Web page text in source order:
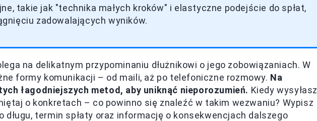
takie jak "technika małych kroków" i elastyczne podejście do spłat,
zadowalających wyników.
na delikatnym przypominaniu dłużnikowi o jego zobowiązaniach. W
formy komunikacji – od maili, aż po telefoniczne rozmowy. Na
łagodniejszych metod, aby uniknąć nieporozumień. Kiedy wysyłasz
o konkretach – co powinno się znaleźć w takim wezwaniu? Wypisz
długu, termin spłaty oraz informację o konsekwencjach dalszego